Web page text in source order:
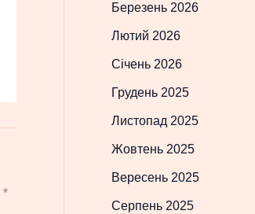
*
Березень 2026
Лютий 2026
Січень 2026
Грудень 2025
Листопад 2025
Жовтень 2025
Вересень 2025
Серпень 2025